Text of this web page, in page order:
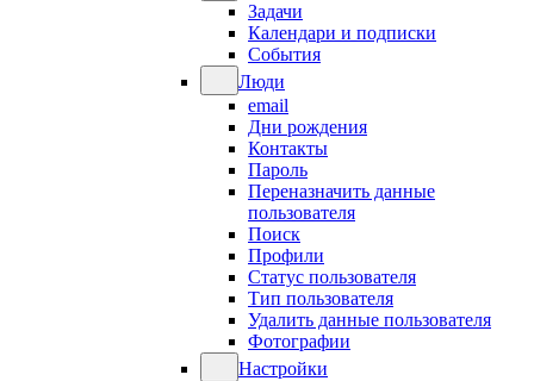
Задачи
Календари и подписки
События
Люди
email
Дни рождения
Контакты
Пароль
Переназначить данные
пользователя
Поиск
Профили
Статус пользователя
Тип пользователя
Удалить данные пользователя
Фотографии
Настройки